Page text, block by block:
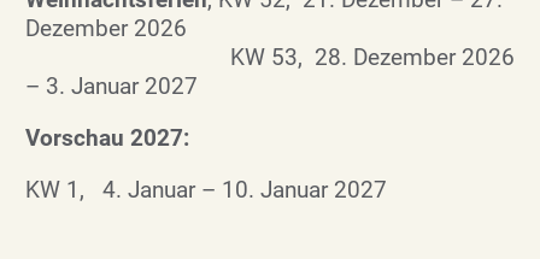
Dezember 2026
KW 53, 28. Dezember 2026
– 3. Januar 2027
Vorschau 2027:
KW 1, 4. Januar – 10. Januar 2027